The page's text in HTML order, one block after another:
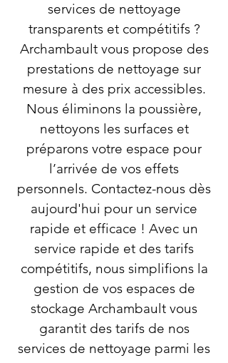
services de nettoyage
transparents et compétitifs ?
Archambault vous propose des
prestations de nettoyage sur
mesure à des prix accessibles.
Nous éliminons la poussière,
nettoyons les surfaces et
préparons votre espace pour
l’arrivée de vos effets
personnels. Contactez-nous dès
aujourd'hui pour un service
rapide et efficace ! Avec un
service rapide et des tarifs
compétitifs, nous simplifions la
gestion de vos espaces de
stockage Archambault vous
garantit des tarifs de nos
services de nettoyage parmi les